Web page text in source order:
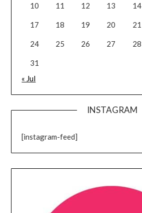
10 11 12 13 14
17 18 19 20 21
24 25 26 27 28
31
« Jul
INSTAGRAM
[instagram-feed]